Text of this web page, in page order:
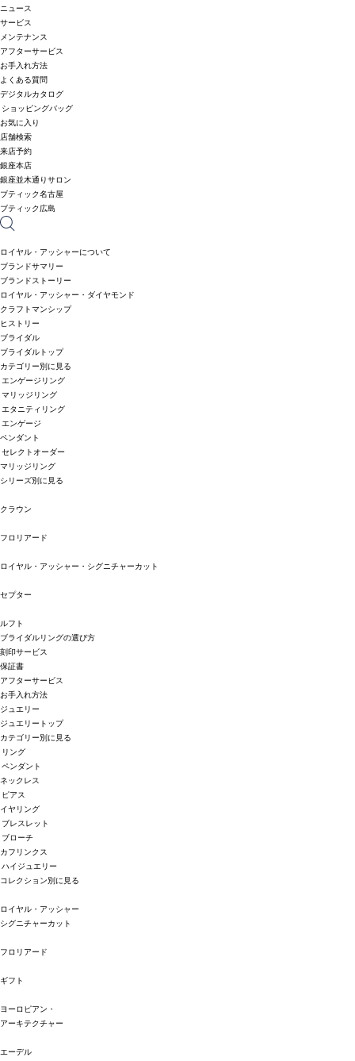
ニュース
サービス
メンテナンス
アフターサービス
お手入れ方法
よくある質問
デジタルカタログ
ショッピングバッグ
お気に入り
店舗検索
来店予約
銀座本店
銀座並木通りサロン
ブティック名古屋
ブティック広島
ロイヤル・アッシャーについて
ブランドサマリー
ブランドストーリー
ロイヤル・アッシャー・ダイヤモンド
クラフトマンシップ
ヒストリー
ブライダル
ブライダルトップ
カテゴリー別に見る
エンゲージリング
マリッジリング
エタニティリング
エンゲージ
ペンダント
セレクトオーダー
マリッジリング
シリーズ別に見る
クラウン
フロリアード
ロイヤル・アッシャー・シグニチャーカット
セプター
ルフト
ブライダルリングの選び方
刻印サービス
保証書
アフターサービス
お手入れ方法
ジュエリー
ジュエリートップ
カテゴリー別に見る
リング
ペンダント
ネックレス
ピアス
イヤリング
ブレスレット
ブローチ
カフリンクス
ハイジュエリー
コレクション別に見る
ロイヤル・アッシャー
シグニチャーカット
フロリアード
ギフト
ヨーロピアン・
アーキテクチャー
エーデル